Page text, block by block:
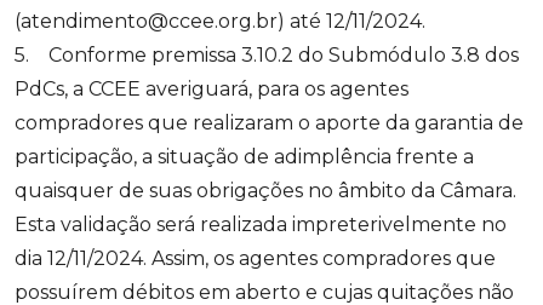
(atendimento@ccee.org.br) até 12/11/2024.
5. Conforme premissa 3.10.2 do Submódulo 3.8 dos
PdCs, a CCEE averiguará, para os agentes
compradores que realizaram o aporte da garantia de
participação, a situação de adimplência frente a
quaisquer de suas obrigações no âmbito da Câmara.
Esta validação será realizada impreterivelmente no
dia 12/11/2024. Assim, os agentes compradores que
possuírem débitos em aberto e cujas quitações não